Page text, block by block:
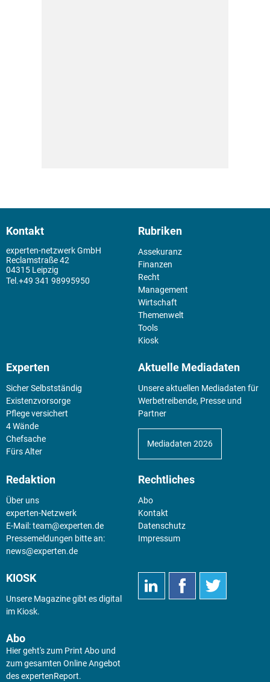
Kontakt
experten-netzwerk GmbH
Reclamstraße 42
04315 Leipzig
+49 341 98995950
Rubriken
Assekuranz
Finanzen
Recht
Management
Wirtschaft
Themenwelt
Tools
Kiosk
Experten
Sicher Selbstständig
Existenz­vorsorge
Pflege versichert
4 Wände
Chefsache
Fürs Alter
Aktuelle Mediadaten
Unsere aktuellen Mediadaten für
Werbetreibende, Presse und
Partner
Mediadaten 2026
Redaktion
Über uns
experten-Netzwerk
E-Mail:team@experten.de
Pressemeldungen bitte an:
news@experten.de
Rechtliches
Abo
Kontakt
Datenschutz
Impressum
KIOSK
Unsere Magazine gibt es digital
im Kiosk.
Abo
Hier geht's zum Print Abo und
zum gesamten Online Angebot
des expertenReport.